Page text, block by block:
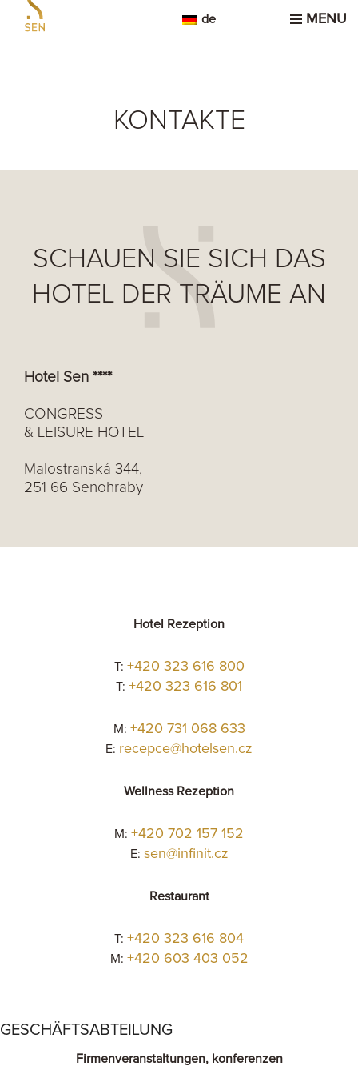
MENU
de
KONTAKTE
SCHAUEN SIE SICH DAS
HOTEL DER TRÄUME AN
Hotel Sen ****
CONGRESS
& LEISURE HOTEL
Malostranská 344,
251 66 Senohraby
Hotel Rezeption
T: +420 323 616 800
T: +420 323 616 801
M: +420 731 068 633
E: recepce@hotelsen.cz
Wellness Rezeption
M: +420 702 157 152
E: sen@infinit.cz
Restaurant
T: +420 323 616 804
M: +420 603 403 052
GESCHÄFTSABTEILUNG
Firmenveranstaltungen, konferenzen